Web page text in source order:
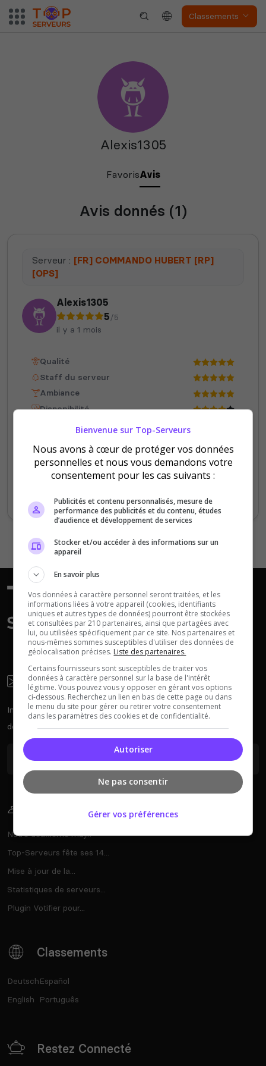
Classements
S&Box V Rising
Unturned
Space Engineers
Valheim
The Front Atlas
Dune Awakening Empyrion
Squad
Nights
Myth of Empires Enshrouded
jeux disponibles
Alexis1305
FavorisAvis
Avis donnés (1)
Serveur : [FR] COMMANDO HUBERT [RP]
[OPS]
Alexis1305
5/5
il y a 1 mois
Qualité
Staff du serveur
Ambiance
Disponibilité
nouveaux joueur très pousser, autant par le
temps investi par les staff au nouveau
individuelement qu'aux formations
proposés. Les missins sont bien organiser
Newsletter
Inscrivez-vous à la newsletter pour recevoir chaque semaine
des actus sur les serveurs.
Notre deuxième maj...
Top-Serveurs fête ses 14...
Mise à jour de la...
Statistiques de serveurs...
Plugin Votifier pour...
Classements
Deutsch
English
Español
Português
Restez Connecté
Bienvenue sur Top-Serveurs
Nous avons à cœur de protéger vos données
personnelles et nous vous demandons votre
consentement pour les cas suivants :
Publicités et contenu personnalisés, mesure de
performance des publicités et du contenu, études
d’audience et développement de services
Stocker et/ou accéder à des informations sur un
appareil
En savoir plus
Vos données à caractère personnel seront traitées, et les
informations liées à votre appareil (cookies, identifiants
uniques et autres types de données) pourront être stockées
et consultées par 210 partenaires, ainsi que partagées avec
lui, ou utilisées spécifiquement par ce site. Nos partenaires et
nous-mêmes sommes susceptibles d'utiliser des données de
géolocalisation précises. Liste des partenaires.
Certains fournisseurs sont susceptibles de traiter vos
données à caractère personnel sur la base de l'intérêt
légitime. Vous pouvez vous y opposer en gérant vos options
ci-dessous. Recherchez un lien en bas de cette page ou dans
le menu du site pour gérer ou retirer votre consentement
dans les paramètres des cookies et de confidentialité.
Autoriser
Ne pas consentir
Gérer vos préférences